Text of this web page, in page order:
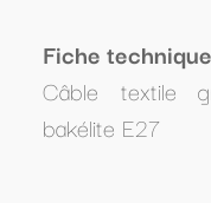
Fiche
Câble textile
bakélite E27